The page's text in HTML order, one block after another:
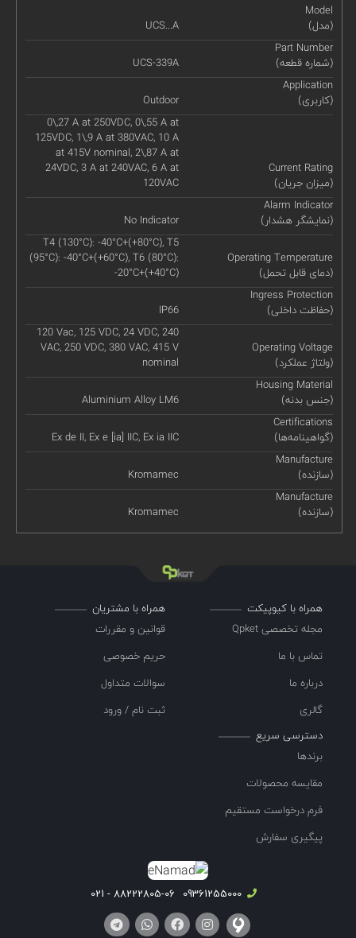
Model
(مدل)
UCS...A
Part Number
(شماره قطعه)
UCS-339A
Application
(کاربری)
Outdoor
Current Rating
(میزان جریان)
0\,27 A at 250VDC, 0\,55 A at
125VDC, 1\,9 A at 380VAC, 10 A
at 415V nominal, 2\,87 A at
24VDC, 3 A at 240VAC, 6 A at
120VAC
Alarm Indicator
(نمایشگر هشدار)
No Indicator
Operating Temperature
(دمای قابل تحمل)
T4 (130°C): -40°C+(+80°C), T5
(95°C): -40°C+(+60°C), T6 (80°C):
-20°C+(+40°C)
Ingress Protection
(حفاظت داخلی)
IP66
Operating Voltage
(ولتاژ عملکرد)
120 Vac, 125 VDC, 24 VDC, 240
VAC, 250 VDC, 380 VAC, 415 V
nominal
Housing Material
(جنس بدنه)
Aluminium Alloy LM6
Certifications
(گواهینامه‌ها)
Ex de II, Ex e [ia] IIC, Ex ia IIC
Manufacture
(سازنده)
Kromamec
Manufacture
(سازنده)
Kromamec
همراه با کیوپیکت
مجله تخصصی Qpket
تماس با ما
درباره ما
گالری
همراه با مشتریان
قوانین و مقررات
حریم خصوصی
سوالات متداول
ثبت نام / ورود
دسترسی سریع
برندها
مقایسه محصولات
فرم درخواست مستقیم
پیگیری سفارش
09361255000
88222805-06 - 021